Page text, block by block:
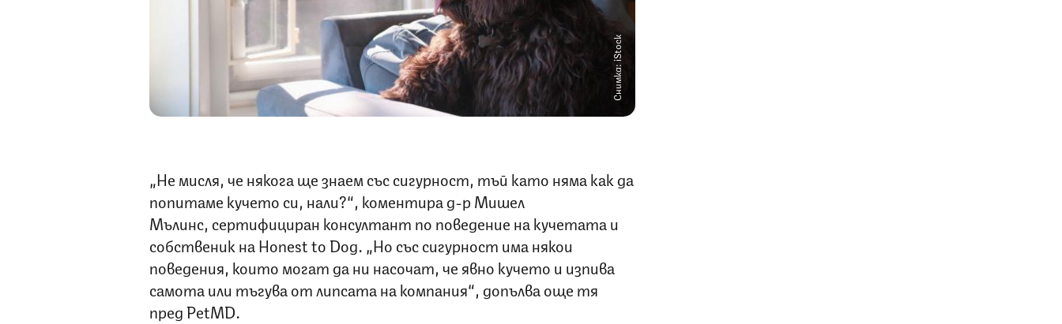
Снимка: iStock
„Не мисля, че някога ще знаем със сигурност, тъй като няма как да
попитаме кучето си, нали?“, коментира д-р Мишел
Мълинс, сертифициран консултант по поведение на кучетата и
собственик на Honest to Dog. „Но със сигурност има някои
поведения, които могат да ни насочат, че явно кучето и изпива
самота или тъгува от липсата на компания“, допълва още тя
пред PetMD.